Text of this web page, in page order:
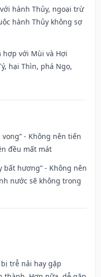
hành Thủy, ngoại trừ
hành Thủy không sợ
hợp với Mùi và Hợi
hại Thìn, phá Ngọ,
- Không nên tiến
đều mất mát
bất hương” - Không nên
nước sẽ không trong
trễ nải hay gặp